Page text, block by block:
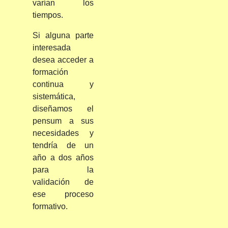
varían los
tiempos.
Si alguna parte
interesada
desea acceder a
formación
continua y
sistemática,
diseñamos el
pensum a sus
necesidades y
tendría de un
año a dos años
para la
validación de
ese proceso
formativo.